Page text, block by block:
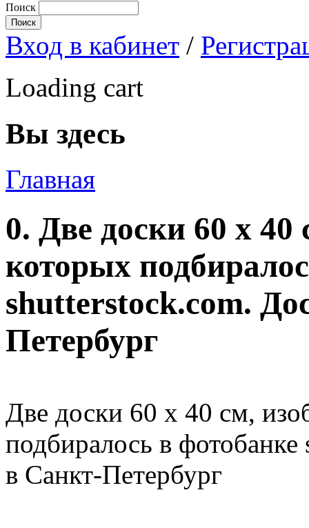
Поиск
Вход в кабинет /
Loading cart
Вы здесь
Главная
0. Две доски 60 х
которых
shutterstock.com.
Петербург
Две доски 60 х 40 см,
подбиралось в
в Санкт-Петербург